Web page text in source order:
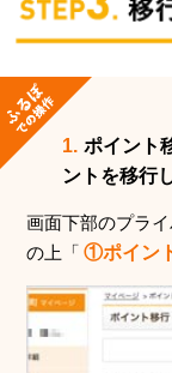
1. ポイント
ントを移行
画面下部のプラ
の上「 ①ポイン